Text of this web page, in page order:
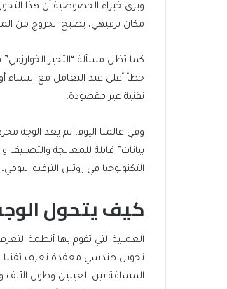
ويرى خبراء الخصوصية أن هذا
مكان ترفيهي، يصبح الخروج من
كما تظل مسألة “التحيز
خطأ أعلى عند التعامل مع النساء
تقنية غير مقصودة.
وفي عالمنا اليوم، لم يعد الوجه
بيانات” قابلة للمعالجة والتصنيف
التكنولوجيا في روتين الترفيه
كيف يتحول
العملية التي تقوم بها أنظمة
تحويل هندسي معقدة تعرف تقنيا
المسافة بين العينين وطول